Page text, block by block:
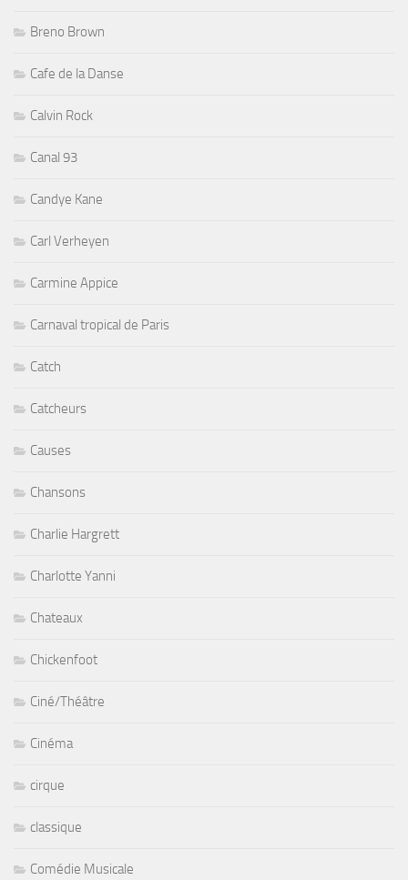
Breno Brown
Cafe de la Danse
Calvin Rock
Canal 93
Candye Kane
Carl Verheyen
Carmine Appice
Carnaval tropical de Paris
Catch
Catcheurs
Causes
Chansons
Charlie Hargrett
Charlotte Yanni
Chateaux
Chickenfoot
Ciné/Théâtre
Cinéma
cirque
classique
Comédie Musicale